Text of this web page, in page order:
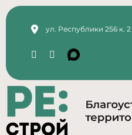
ул. Республики 256 к. 2